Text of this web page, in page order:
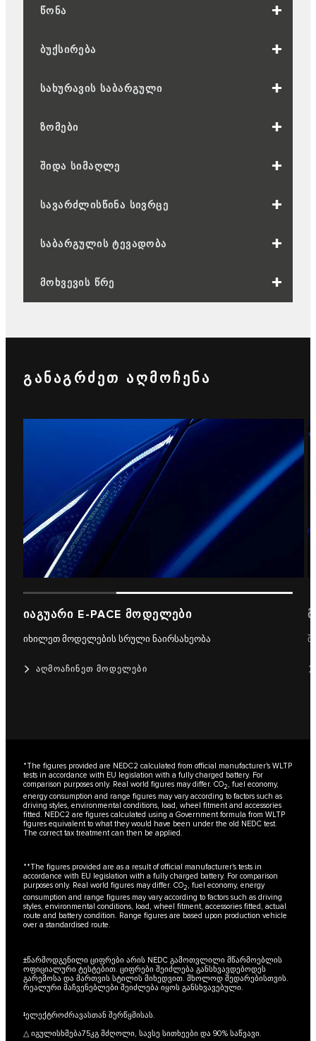
ᲬᲝᲜᲐ
ᲑᲣᲥᲡᲘᲠᲔᲑᲐ
ᲡᲐᲮᲣᲠᲐᲕᲘᲡ ᲡᲐᲑᲐᲠᲒᲣᲚᲘ
ᲖᲝᲛᲔᲑᲘ
ᲨᲘᲓᲐ ᲡᲘᲛᲐᲦᲚᲔ
ᲡᲐᲕᲐᲠᲫᲚᲘᲡᲬᲘᲜᲐ ᲡᲘᲕᲠᲪᲔ
ᲡᲐᲑᲐᲠᲒᲣᲚᲘᲡ ᲢᲔᲕᲐᲓᲝᲑᲐ
ᲛᲝᲮᲕᲔᲕᲘᲡ ᲬᲠᲔ
ᲒᲐᲜᲐᲒᲠᲫᲔᲗ ᲐᲦᲛᲝᲩᲔᲜᲐ
ᲘᲐᲒᲣᲐᲠᲘ E-PACE ᲛᲝᲓᲔᲚᲔᲑᲘ
იხილეთ მოდელების სრული ნაირსახეობა
ᲐᲦᲛᲝᲐᲩᲘᲜᲔᲗ ᲛᲝᲓᲔᲚᲔᲑᲘ
*The figures provided are NEDC2 calculated from official manufacturer's WLTP
tests in accordance with EU legislation with a fully charged battery. For
comparison purposes only. Real world figures may differ. CO2, fuel economy,
energy consumption and range figures may vary according to factors such as
driving styles, environmental conditions, load, wheel fitment and accessories
fitted. NEDC2 are figures calculated using a Government formula from WLTP
figures equivalent to what they would have been under the old NEDC test.
The correct tax treatment can then be applied.
**The figures provided are as a result of official manufacturer's tests in
accordance with EU legislation with a fully charged battery. For comparison
purposes only. Real world figures may differ. CO2, fuel economy, energy
consumption and range figures may vary according to factors such as driving
styles, environmental conditions, load, wheel fitment, accessories fitted, actual
route and battery condition. Range figures are based upon production vehicle
over a standardised route.
±წარმოდგენილი ციფრები არის NEDC გამოთვლილი მწარმოებლის
ოფიციალური ტესტებით. ციფრები შეიძლება განსხვავდებოდეს
გარემოსა და მართვის სტილის მიხედვით. მხოლოდ შედარებისთვის.
რეალური მაჩვენებლები შეიძლება იყოს განსხვავებული.
‡ელექტროძრავასთან შერწყმისას.
△ იგულისხმება75კგ მძღოლი, სავსე სითხეები და 90% საწვავი.